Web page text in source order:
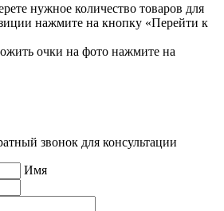
нужное количество товаров для
нажмите на кнопку «Перейти к
очки на фото нажмите на
звонок для консультации
Имя